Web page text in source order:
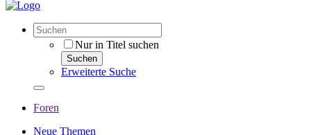
Nur in Titel suchen
Suchen
Erweiterte Suche
Foren
Neue Themen